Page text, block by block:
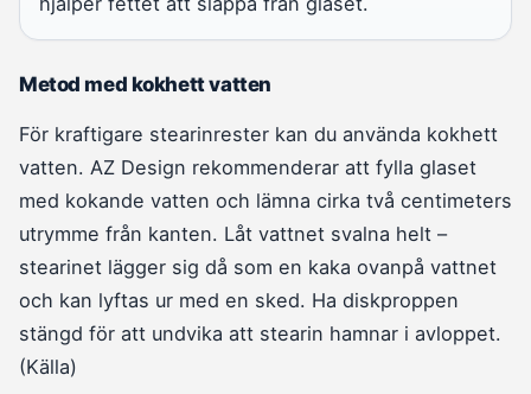
Metod med kokhett vatten
För kraftigare stearinrester kan du använda kokhett
vatten. AZ Design rekommenderar att fylla glaset
med kokande vatten och lämna cirka två centimeters
utrymme från kanten. Låt vattnet svalna helt –
stearinet lägger sig då som en kaka ovanpå vattnet
och kan lyftas ur med en sked. Ha diskproppen
stängd för att undvika att stearin hamnar i avloppet.
(Källa)